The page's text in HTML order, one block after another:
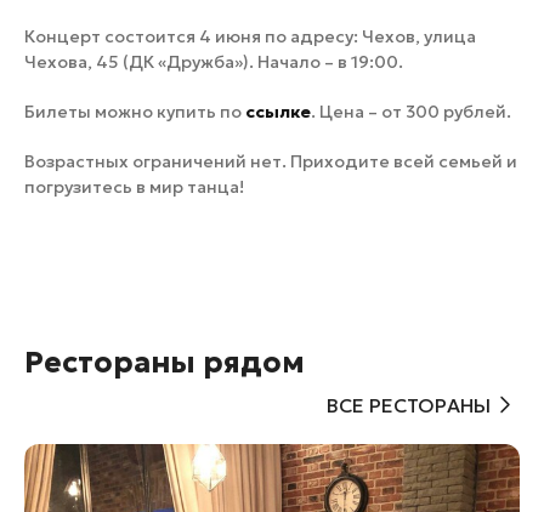
Концерт состоится 4 июня по адресу: Чехов, улица
Чехова, 45 (ДК «Дружба»). Начало – в 19:00.
Билеты можно купить по ссылке. Цена – от 300 рублей.
Возрастных ограничений нет. Приходите всей семьей и
погрузитесь в мир танца!
Рестораны рядом
ВСЕ РЕСТОРАНЫ